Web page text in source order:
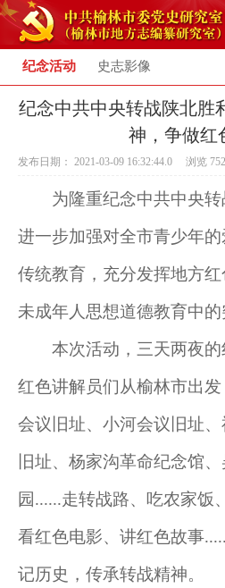
纪念活动 史志影像
纪念中共中央转战陕北胜
神，争做红
发布日期： 2021-03-09 16:32:44.0 浏览
为隆重纪念中共中央转
进一步加强对全市青少年
传统教育，充分发挥地方
未成年人思想道德教育中的
本次活动，三天两夜
红色讲解员们从榆林市出
会议旧址、小河会议旧址
旧址、杨家沟革命纪念馆
园......走转战路、吃农家饭
看红色电影、讲红色故事
记历史，传承转战精神。